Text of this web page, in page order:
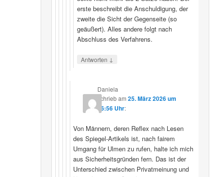
erste beschreibt die Anschuldigung, der
zweite die Sicht der Gegenseite (so
geäußert). Alles andere folgt nach
Abschluss des Verfahrens.
Antworten ↓
Daniela
schriebam25. März 2026 um
16:56 Uhr:
Von Männern, deren Reflex nach Lesen
des Spiegel-Artikels ist, nach fairem
Umgang für Ulmen zu rufen, halte ich mich
aus Sicherheitsgründen fern. Das ist der
Unterschied zwischen Privatmeinung und